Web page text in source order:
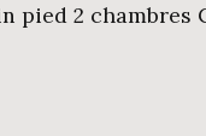
pied 2 chambres